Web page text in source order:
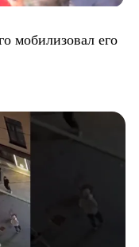
мобилизовал его